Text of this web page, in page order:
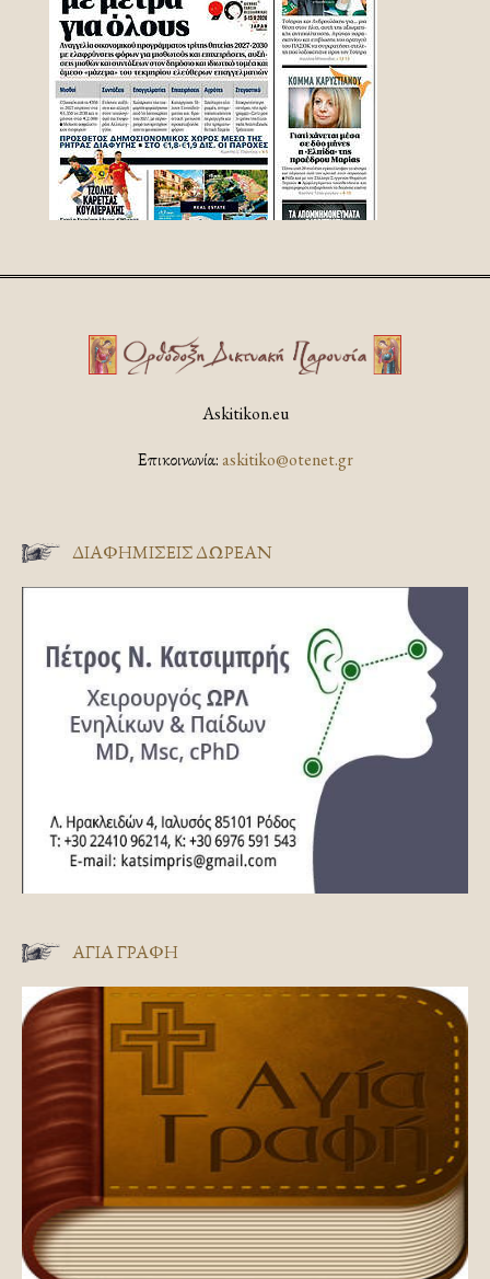
Askitikon.eu
Επικοινωνία:askitiko@otenet.gr
ΔΙΑΦΗΜΊΣΕΙΣ ΔΩΡΕΆΝ
ΑΓΊΑ ΓΡΑΦΉ